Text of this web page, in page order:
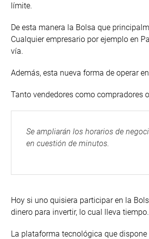
límite.
De esta manera la Bolsa que
Cualquier empresario por ejemplo en
vía.
Además, esta nueva forma de operar
Tanto vendedores como compradores
Se ampliarán los horarios de
en cuestión de minutos.
Hoy si uno quisiera participar en la
dinero para invertir, lo cual lleva tiempo.
La plataforma tecnológica que